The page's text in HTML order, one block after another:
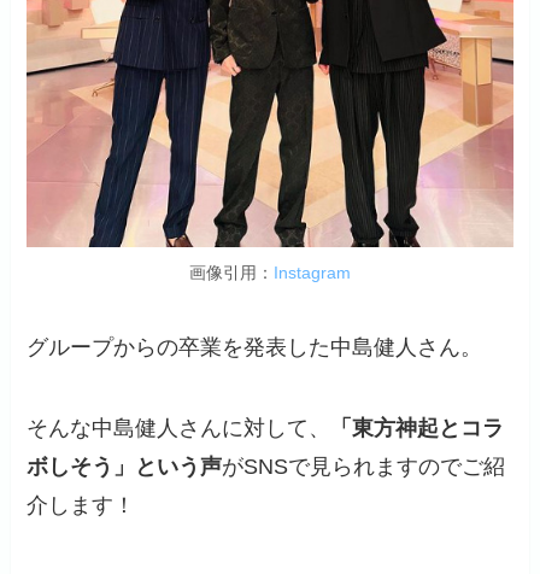
画像引用： Instagram
グループからの卒業を発表した中島健人さん。
そんな中島健人さんに対して、
「東方神起とコラ
ボしそう」という声がSNSで見られますのでご紹
介します！